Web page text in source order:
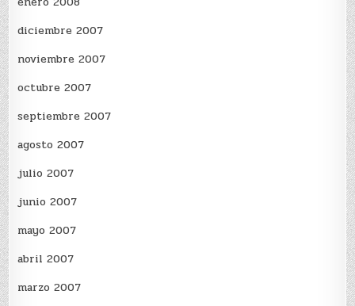
diciembre 2007
noviembre 2007
octubre 2007
septiembre 2007
agosto 2007
julio 2007
junio 2007
mayo 2007
abril 2007
marzo 2007